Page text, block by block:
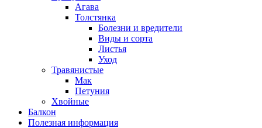
Агава
Толстянка
Болезни и вредители
Виды и сорта
Листья
Уход
Травянистые
Мак
Петуния
Хвойные
Балкон
Полезная информация